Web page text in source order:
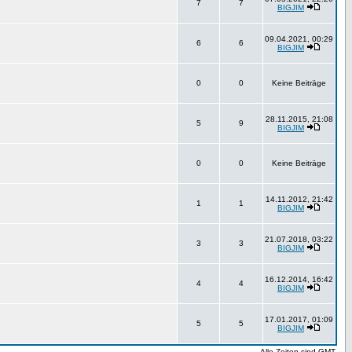
7 7
BIGJIM
6 6
09.04.2021, 00:29
BIGJIM
0 0 Keine Beiträge
5 9
28.11.2015, 21:08
BIGJIM
0 0 Keine Beiträge
1 1
14.11.2012, 21:42
BIGJIM
3 3
21.07.2018, 03:22
BIGJIM
4 4
16.12.2014, 16:42
BIGJIM
5 5
17.01.2017, 01:09
BIGJIM